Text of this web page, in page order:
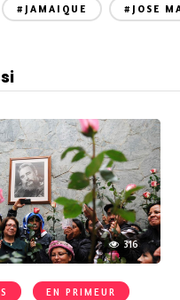
#JAMAIQUE #JOSE
316
EN PRIMEUR